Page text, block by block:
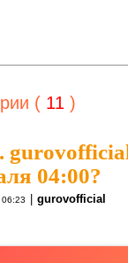
( 11 )
04:00?
| gurovofficial